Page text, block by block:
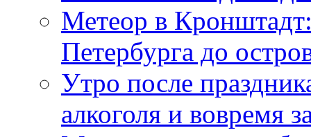
Метеор в
Петербурга до
Утро после
алкоголя и вовремя